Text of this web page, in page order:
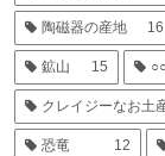
陶磁器の産地 16
鉱山 15
クレイジーなお土
恐竜 12